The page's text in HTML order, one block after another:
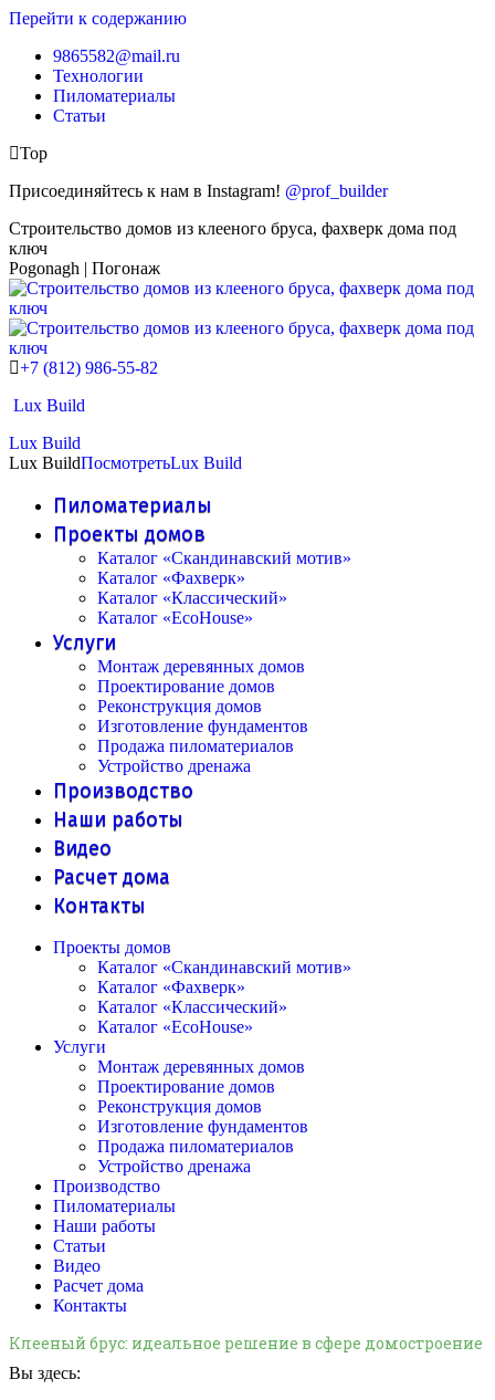
Перейти к содержанию
9865582@mail.ru
Технологии
Пиломатериалы
Статьи
Top
Присоединяйтесь к нам в Instagram! @prof_builder
Строительство домов из клееного бруса, фахверк дома под
ключ
Pogonagh | Погонаж
+7 (812) 986-55-82
Lux Build
Lux Build
Lux BuildПосмотретьLux Build
Пиломатериалы
Проекты домов
Каталог «Скандинавский мотив»
Каталог «Фахверк»
Каталог «Классический»
Каталог «EcoHouse»
Услуги
Монтаж деревянных домов
Проектирование домов
Реконструкция домов
Изготовление фундаментов
Продажа пиломатериалов
Устройство дренажа
Производство
Наши работы
Видео
Расчет дома
Контакты
Проекты домов
Каталог «Скандинавский мотив»
Каталог «Фахверк»
Каталог «Классический»
Каталог «EcoHouse»
Услуги
Монтаж деревянных домов
Проектирование домов
Реконструкция домов
Изготовление фундаментов
Продажа пиломатериалов
Устройство дренажа
Производство
Пиломатериалы
Наши работы
Статьи
Видео
Расчет дома
Контакты
Клееный брус: идеальное решение в сфере домостроение
Вы здесь: